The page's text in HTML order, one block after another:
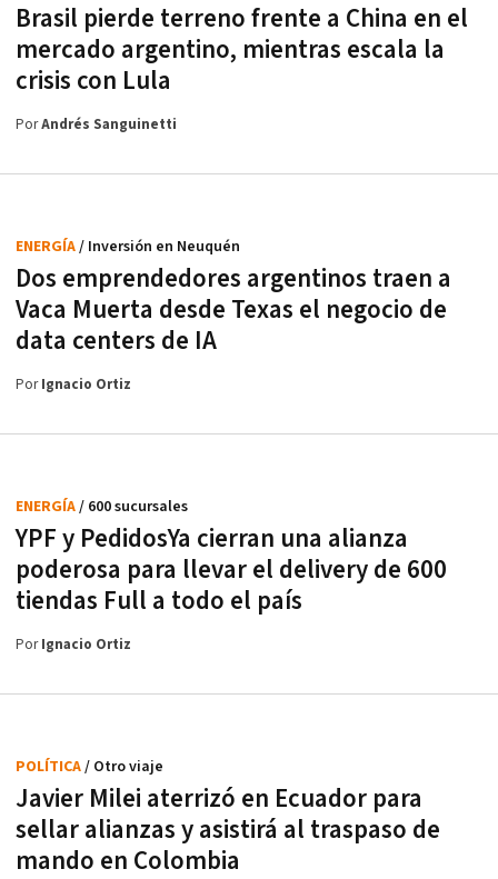
Brasil pierde terreno frente a China en el
mercado argentino, mientras escala la
crisis con Lula
PorAndrés Sanguinetti
Dos emprendedores argentinos traen a
Vaca Muerta desde Texas el negocio de
data centers de IA
ENERGÍA/ Inversión en Neuquén
PorIgnacio Ortiz
YPF y PedidosYa cierran una alianza
poderosa para llevar el delivery de 600
tiendas Full a todo el país
ENERGÍA/ 600 sucursales
PorIgnacio Ortiz
Javier Milei aterrizó en Ecuador para
sellar alianzas y asistirá al traspaso de
mando en Colombia
POLÍTICA/ Otro viaje